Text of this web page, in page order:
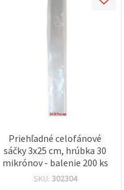
Priehľadné celofánové
sáčky 3x25 cm, hrúbka 30
mikrónov - balenie 200 ks
SKU: 302304